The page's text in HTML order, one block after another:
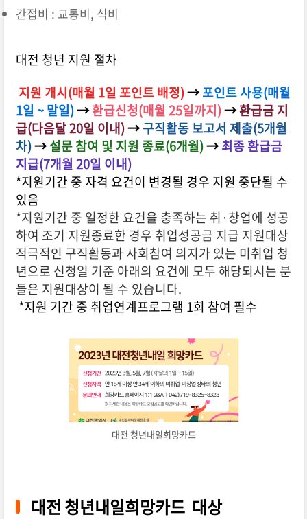
간접비 : 교통비, 식비
대전 청년 지원 절차
지원 개시(매월 1일 포인트 배정)→포인트 사용(매월
1일 ~ 말일)→환급신청(매월 25일까지)→환급금 지
급(다음달 20일 이내)→구직활동 보고서 제출(5개월
차)→설문 참여 및 지원 종료(6개월)→최종 환급금
지급(7개월 20일 이내)
*지원기간 중 자격 요건이 변경될 경우 지원 중단될 수
있음
*지원기간 중 일정한 요건을 충족하는 취·창업에 성공
하여 조기 지원종료한 경우 취업성공금 지급 지원대상
적극적인 구직활동과 사회참여 의지가 있는 미취업 청
년으로 신청일 기준 아래의 요건에 모두 해당되시는 분
들은 지원대상이 될 수 있습니다.
*지원 기간 중 취업연계프로그램 1회 참여 필수
대전 청년내일희망카드
대전 청년내일희망카드 대상